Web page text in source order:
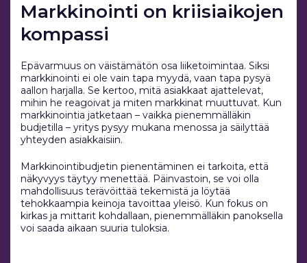
Markkinointi on kriisiaikojen
kompassi
Epävarmuus on väistämätön osa liiketoimintaa. Siksi
markkinointi ei ole vain tapa myydä, vaan tapa pysyä
aallon harjalla. Se kertoo, mitä asiakkaat ajattelevat,
mihin he reagoivat ja miten markkinat muuttuvat. Kun
markkinointia jatketaan – vaikka pienemmälläkin
budjetilla – yritys pysyy mukana menossa ja säilyttää
yhteyden asiakkaisiin.
Markkinointibudjetin pienentäminen ei tarkoita, että
näkyvyys täytyy menettää. Päinvastoin, se voi olla
mahdollisuus terävöittää tekemistä ja löytää
tehokkaampia keinoja tavoittaa yleisö. Kun fokus on
kirkas ja mittarit kohdallaan, pienemmälläkin panoksella
voi saada aikaan suuria tuloksia.